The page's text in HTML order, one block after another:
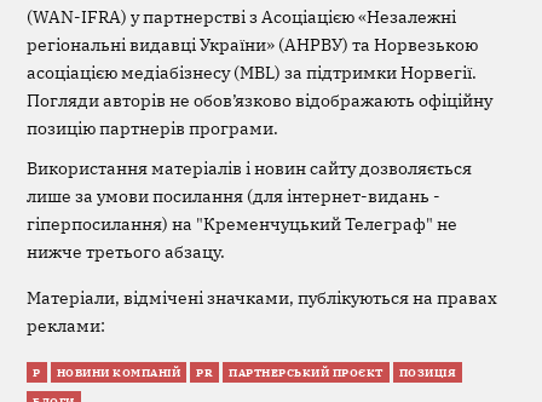
(WAN-IFRA) у партнерстві з Асоціацією «Незалежні
регіональні видавці України» (АНРВУ) та Норвезькою
асоціацією медіабізнесу (MBL) за підтримки Норвегії.
Погляди авторів не обов’язково відображають офіційну
позицію партнерів програми.
Використання матеріалів і новин сайту дозволяється
лише за умови посилання (для інтернет-видань -
гіперпосилання) на "Кременчуцький Телеграф" не
нижче третього абзацу.
Матеріали, відмічені значками, публікуються на правах
реклами:
Р НОВИНИ КОМПАНІЙ PR ПАРТНЕРСЬКИЙ ПРОЄКТ ПОЗИЦІЯ